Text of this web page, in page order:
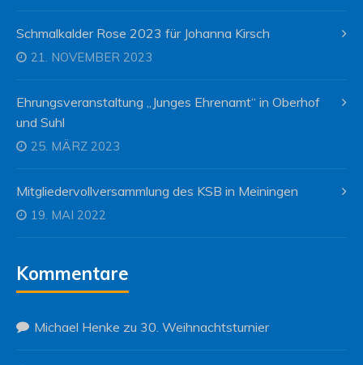
Schmalkalder Rose 2023 für Johanna Kirsch
21. NOVEMBER 2023
Ehrungsveranstaltung „Junges Ehrenamt“ in Oberhof
und Suhl
25. MÄRZ 2023
Mitgliedervollversammlung des KSB in Meiningen
19. MAI 2022
Kommentare
Michael Henke zu 30. Weihnachtsturnier